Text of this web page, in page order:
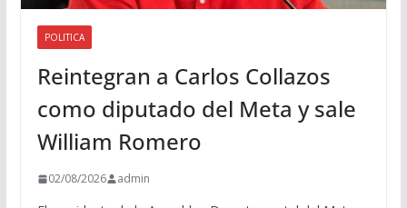
POLITICA
Reintegran a Carlos Collazos
como diputado del Meta y sale
William Romero
02/08/2026 admin